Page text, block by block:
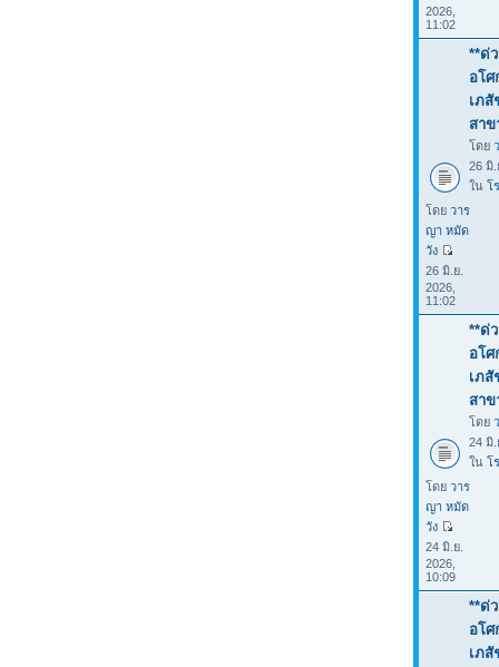
2026,
11:02
**ด่
อโ
เภสั
สาข
โดย
26 มิ.
ใน โ
โดย วาร
ญา หมัด
วัง
26 มิ.ย.
2026,
11:02
**ด่
อโ
เภสั
สาข
โดย
24 มิ.
ใน โ
โดย วาร
ญา หมัด
วัง
24 มิ.ย.
2026,
10:09
**ด่
อโ
เภสั